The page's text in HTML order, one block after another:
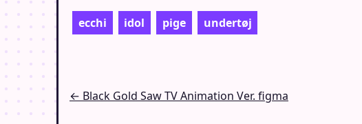
ecchi idol pige undertøj
Indlægsnavigation
← Black Gold Saw TV Animation Ver. figma